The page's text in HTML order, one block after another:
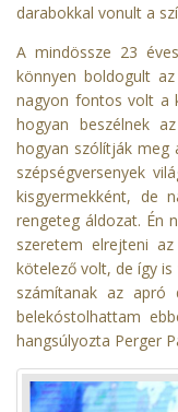
darabokkal vonult a
A mindössze 23
könnyen boldogult
nagyon fontos volt a
hogyan beszélnek
hogyan szólítják meg
szépségversenyek
kisgyermekként, de
rengeteg áldozat. Én
szeretem elrejteni
kötelező volt, de így
számítanak az apró
belekóstolhattam
hangsúlyozta Perger